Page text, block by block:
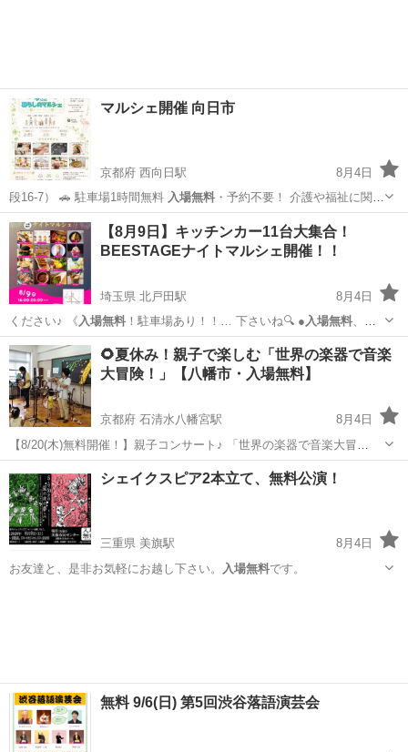
マルシェ開催 向日市
京都府 西向日駅
8月4日
段16-7） 🚗 駐車場1時間無料 入場無料・予約不要！ 介護や福祉に関心
のある…
京都 向日市 西向日駅 マルシェ
【8月9日】キッチンカー11台大集合！
BEESTAGEナイトマルシェ開催！！
埼玉県 北戸田駅
8月4日
ください♪ 《入場無料 ！駐車場あり！！… 下さいね🔍 ●入場無料、ど
なたでもご利…
埼玉 戸田市 北戸田駅 地域/お祭り キッチンカー
🌻夏休み！親子で楽しむ「世界の楽器で音楽
大冒険！」【八幡市・入場無料】
京都府 石清水八幡宮駅
8月4日
【8/20(木)無料開催！】親子コンサート♪ 「世界の楽器で音楽大冒
険！」 リコーダー、マンドリン、二胡、三線、チャランゴ、マリン
バ、オタマトーンなど、世界のさまざまな楽器を使って、ジブリや童
謡、世界の音楽をお届けし...
石清水八幡宮駅 コンサート/ショー
シェイクスピア2本立て、無料公演！
三重県 美旗駅
8月4日
お友達と、是非お気軽にお越し下さい。
入場無料です。
無料 9/6(日) 第5回渋谷落語演芸会